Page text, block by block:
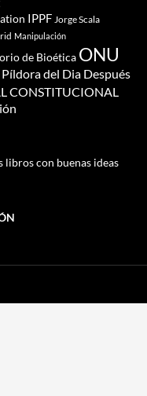
IPPF Jorge Scala
Manipulación
de Bioética ONU
Píldora del Dia Después
CONSTITUCIONAL